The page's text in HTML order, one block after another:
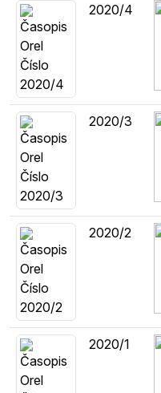
2020/4
2020/3
2020/2
2020/1